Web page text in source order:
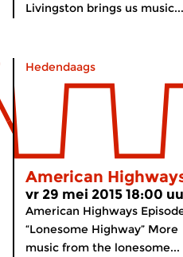
Livingston brings us music...
Hedendaags
American
vr 29 mei 2015 18:00
American Highways
“Lonesome Highway” More
music from the lonesome...